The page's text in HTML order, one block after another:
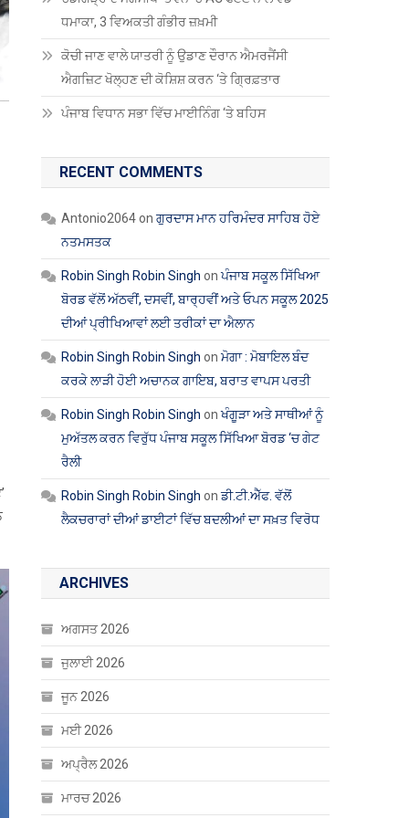
ਧਮਾਕਾ, 3 ਵਿਅਕਤੀ ਗੰਭੀਰ ਜ਼ਖ਼ਮੀ
ਕੋਚੀ ਜਾਣ ਵਾਲੇ ਯਾਤਰੀ ਨੂੰ ਉਡਾਣ ਦੌਰਾਨ ਐਮਰਜੈਂਸੀ
ਐਗਜ਼ਿਟ ਖੋਲ੍ਹਣ ਦੀ ਕੋਸ਼ਿਸ਼ ਕਰਨ ‘ਤੇ ਗ੍ਰਿਫ਼ਤਾਰ
ਪੰਜਾਬ ਵਿਧਾਨ ਸਭਾ ਵਿੱਚ ਮਾਈਨਿੰਗ ‘ਤੇ ਬਹਿਸ
RECENT COMMENTS
Antonio2064onਗੁਰਦਾਸ ਮਾਨ ਹਰਿਮੰਦਰ ਸਾਹਿਬ ਹੋਏ
ਨਤਮਸਤਕ
Robin Singh Robin Singh onਪੰਜਾਬ ਸਕੂਲ ਸਿੱਖਿਆ
ਬੋਰਡ ਵੱਲੋਂ ਅੱਠਵੀਂ, ਦਸਵੀਂ, ਬਾਰ੍ਹਵੀਂ ਅਤੇ ਓਪਨ ਸਕੂਲ 2025
ਦੀਆਂ ਪ੍ਰੀਖਿਆਵਾਂ ਲਈ ਤਰੀਕਾਂ ਦਾ ਐਲਾਨ
Robin Singh Robin Singh onਮੋਗਾ : ਮੋਬਾਇਲ ਬੰਦ
ਕਰਕੇ ਲਾੜੀ ਹੋਈ ਅਚਾਨਕ ਗਾਇਬ, ਬਰਾਤ ਵਾਪਸ ਪਰਤੀ
Robin Singh Robin Singh onਖੰਗੂੜਾ ਅਤੇ ਸਾਥੀਆਂ ਨੂੰ
ਮੁਅੱਤਲ ਕਰਨ ਵਿਰੁੱਧ ਪੰਜਾਬ ਸਕੂਲ ਸਿੱਖਿਆ ਬੋਰਡ ‘ਚ ਗੇਟ
ਰੈਲੀ
Robin Singh Robin Singh onਡੀ.ਟੀ.ਐੱਫ. ਵੱਲੋਂ
ਲੈਕਚਰਾਰਾਂ ਦੀਆਂ ਡਾਈਟਾਂ ਵਿੱਚ ਬਦਲੀਆਂ ਦਾ ਸਖ਼ਤ ਵਿਰੋਧ
ARCHIVES
ਅਗਸਤ 2026
ਜੁਲਾਈ 2026
ਜੂਨ 2026
ਮਈ 2026
ਅਪ੍ਰੈਲ 2026
ਮਾਰਚ 2026